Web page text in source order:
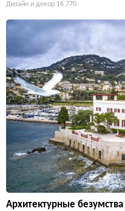
Дизайн и декор 16 770
Архитектурные